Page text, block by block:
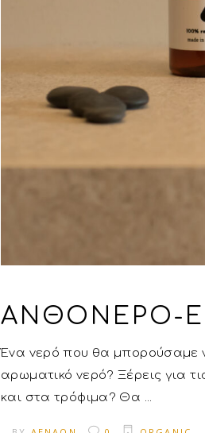
ΑΝΘΌΝΕΡΟ-
Ένα νερό που θα μπορούσαμε
αρωματικό νερό? Ξέρεις για
και στα τρόφιμα? Θα